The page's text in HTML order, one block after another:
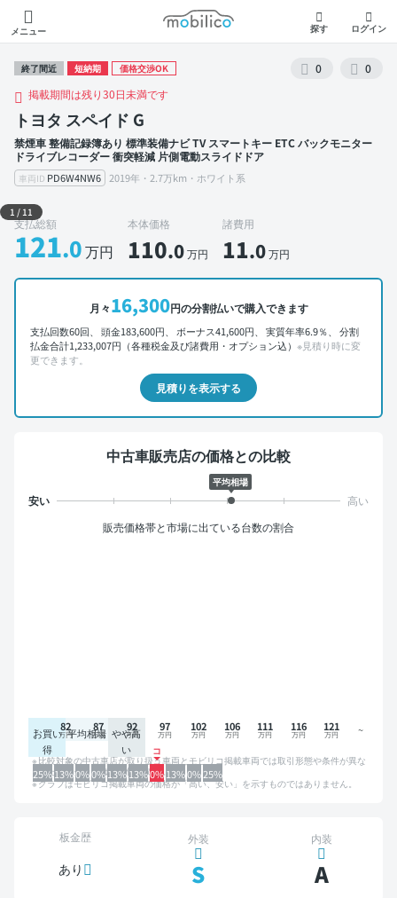
メニュー
モビリコ
探す ログイン
終了間近 短納期 価格交渉OK 0
0
掲載期間は残り30日未満です
トヨタ スペイド G
禁煙車 整備記録簿あり 標準装備ナビ TV スマートキー ETC バックモニター
ドライブレコーダー 衝突軽減 片側電動スライドドア
車両ID PD6W4NW6 2019年・2.7万km・ホワイト系
外装 左前
1 /11
支払総額
121.0万円
本体価格
110.0万円
諸費用
11.0万円
月々16,300円の分割払いで購入できます
支払回数60回、 頭金183,600円、 ボーナス41,600円、 実質年率6.9％、 分割
払金合計1,233,007円（各種税金及び諸費用・オプション込） ※見積り時に変
更できます。
見積りを表示する
中古車販売店の価格との比較
平均相場
販売価格帯と市場に出ている台数の割合
お買い
得
平均相場 やや高
い
25%13%0%0%13%13%0%13%0%25%
82 87 92 97 102 106 111 116 121
比較対象の中古車店が取り扱う車両とモビリコ掲載車両では取引形態や条件が異な
るため、グラフは参考情報です。
グラフはモビリコ掲載車両の価格が「高い、安い」を示すものではありません。
板金歴
あり
外装
S
内装
A